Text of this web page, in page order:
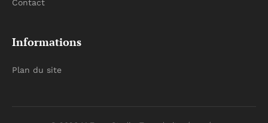
Contact
Informations
Plan du site